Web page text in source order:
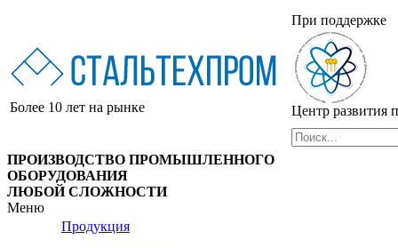
Более 10 лет на рынке
При поддержке
Центр
ПРОИЗВОДСТВО ПРОМЫШЛЕННОГО
ОБОРУДОВАНИЯ
ЛЮБОЙ СЛОЖНОСТИ
Меню
Продукция